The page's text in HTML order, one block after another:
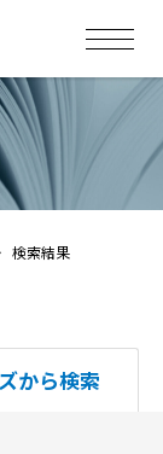
検索結果
から検索